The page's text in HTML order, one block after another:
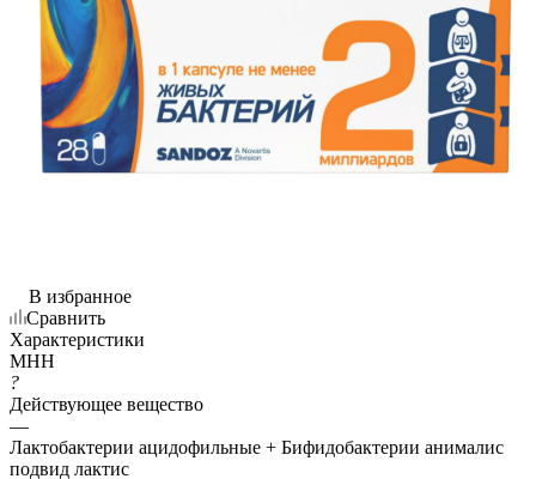
В избранное
Сравнить
Характеристики
МНН
?
Действующее вещество
—
Лактобактерии ацидофильные + Бифидобактерии анималис
подвид лактис